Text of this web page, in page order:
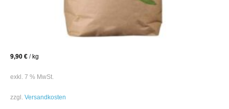
9,90 € / kg
exkl. 7 % MwSt.
zzgl. Versandkosten